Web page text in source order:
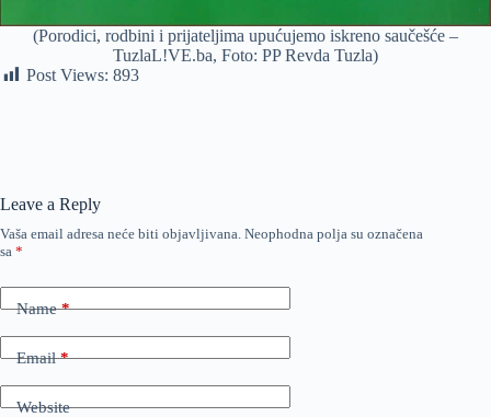
(Porodici, rodbini i prijateljima upućujemo iskreno saučešće –
TuzlaL!VE.ba, Foto: PP Revda Tuzla)
Post Views: 893
Leave a Reply
Vaša email adresa neće biti objavljivana. Neophodna polja su označena
sa *
Name*
Email*
Website